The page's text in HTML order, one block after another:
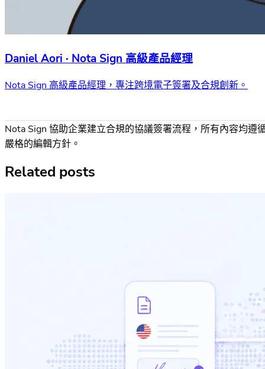
Daniel Aori · Nota Sign 高級產品經理
Nota Sign 高級產品經理，專注跨境電子簽署及合規創新。
Nota Sign 協助企業建立合規的協議簽署流程，所有內容均遵
嚴格的編輯方針。
Related posts